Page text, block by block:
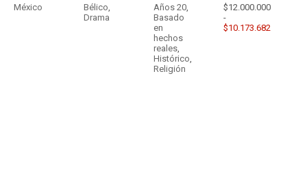
México Bélico,
Drama
Años 20,
Basado
en
hechos
reales,
Histórico,
Religión
$12.000.000
-
$10.173.682